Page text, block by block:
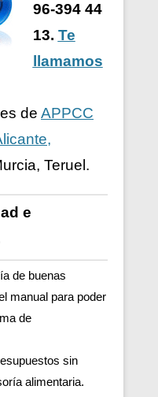
96-394 44
13. Te
llamamos
de APPCC
Teruel.
e
de buenas
manual para poder
de
sin
alimentaria.